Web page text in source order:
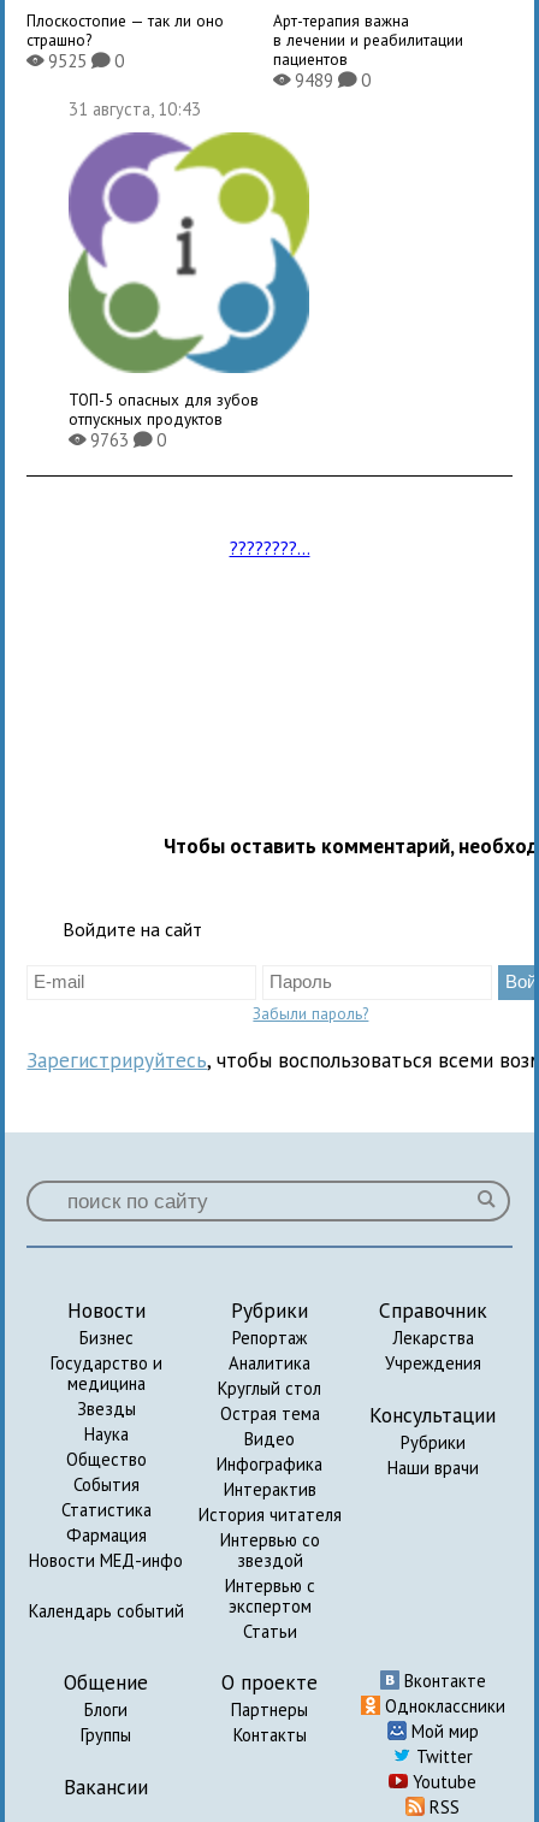
Плоскостопие — так ли оно
страшно?
X9525K0
Арт-терапия важна
в лечении и реабилитации
пациентов
X9489 K0
31 августа, 10:43
ТОП-5 опасных для зубов
отпускных продуктов
X9763K0
????????...
Чтобы оставить комментарий,
Войдите на сайт
Забыли пароль?
Зарегистрируйтесь, чтобы воспользоваться всеми
Новости
Бизнес
Государство и
медицина
Звезды
Наука
Общество
События
Статистика
Фармация
Новости МЕД-инфо
Календарь событий
Рубрики
Репортаж
Аналитика
Круглый стол
Острая тема
Видео
Инфографика
Интерактив
История читателя
Интервью со
звездой
Интервью с
экспертом
Статьи
Справочник
Лекарства
Учреждения
Консультации
Рубрики
Наши врачи
Общение
Блоги
Группы
Вакансии
О проекте
Партнеры
Контакты
Вконтакте
Одноклассники
Мой мир
Twitter
Youtube
RSS